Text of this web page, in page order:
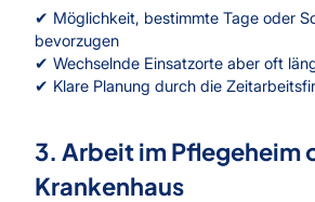
✔ Möglichkeit, bestimmte Tage oder
bevorzugen
✔ Wechselnde Einsatzorte aber oft
✔ Klare Planung durch die
3. Arbeit im Pflegeheim
Krankenhaus